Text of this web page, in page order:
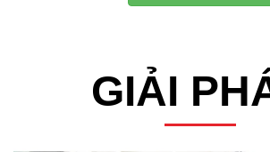
GIẢI